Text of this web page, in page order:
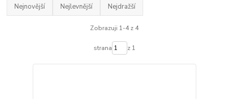
Nejnovější Nejlevnější Nejdražší
Zobrazuji 1-4 z 4
strana z 1